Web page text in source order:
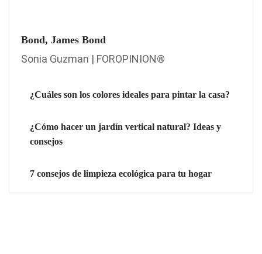
Bond, James Bond
Sonia Guzman | FOROPINION®
¿Cuáles son los colores ideales para pintar la casa?
¿Cómo hacer un jardín vertical natural? Ideas y
consejos
7 consejos de limpieza ecológica para tu hogar